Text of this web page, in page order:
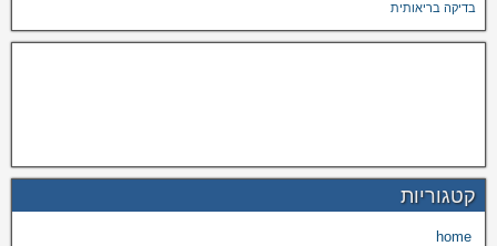
בדיקה בריאותית
קטגוריות
home